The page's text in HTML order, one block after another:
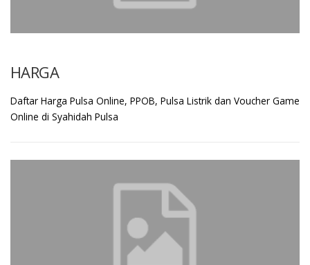
HARGA
Daftar Harga Pulsa Online, PPOB, Pulsa Listrik dan Voucher Game
Online di Syahidah Pulsa